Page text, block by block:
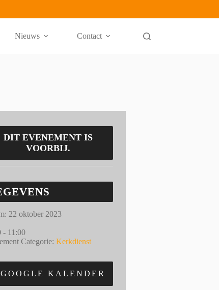
Nieuws Contact
DIT EVENEMENT IS
VOORBIJ.
22 oktober 2023
- 11:00
Categorie: Kerkdienst
KALENDER